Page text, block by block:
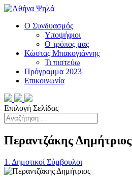
Ο Συνδυασμός
Υποψήφιοι
Ο τρόπος μας
Κώστας Μπακογιάννης
Τι πιστεύω
Πρόγραμμα 2023
Επικοινωνία
Επιλογή Σελίδας
Περαντζάκης Δημήτριος
1. Δημοτικοί Σύμβουλοι